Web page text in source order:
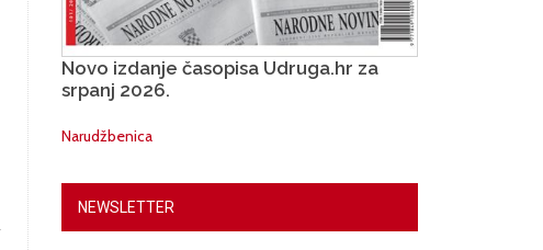
Novo izdanje časopisa Udruga.hr za
srpanj 2026.
Narudžbenica
NEWSLETTER